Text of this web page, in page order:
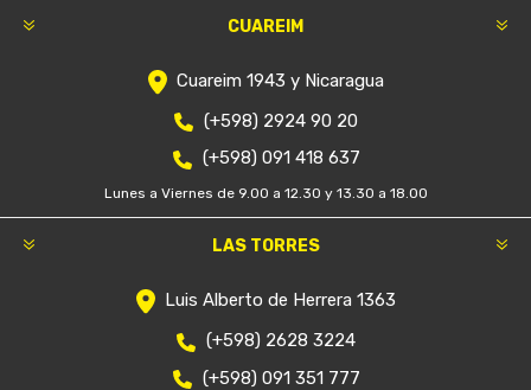
CUAREIM
Cuareim 1943 y Nicaragua
(+598) 2924 90 20
(+598) 091 418 637
Lunes a Viernes de 9.00 a 12.30 y 13.30 a 18.00
LAS TORRES
Luis Alberto de Herrera 1363
(+598) 2628 3224
(+598) 091 351 777